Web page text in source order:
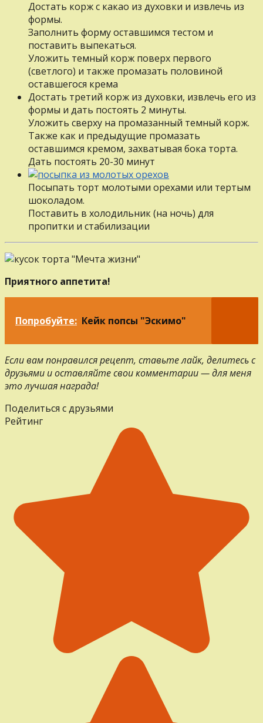
Достать корж с какао из духовки и извлечь из
формы.
Заполнить форму оставшимся тестом и
поставить выпекаться.
Уложить темный корж поверх первого
(светлого) и также промазать половиной
оставшегося крема
Достать третий корж из духовки, извлечь его из
формы и дать постоять 2 минуты.
Уложить сверху на промазанный темный корж.
Также как и предыдущие промазать
оставшимся кремом, захватывая бока торта.
Дать постоять 20-30 минут
Посыпать торт молотыми орехами или тертым
шоколадом.
Поставить в холодильник (на ночь) для
пропитки и стабилизации
Приятного аппетита!
Попробуйте: Кейк попсы "Эскимо"
Если вам понравился рецепт, ставьте лайк, делитесь с
друзьями и оставляйте свои комментарии — для меня
это лучшая награда!
Поделиться с друзьями
Рейтинг